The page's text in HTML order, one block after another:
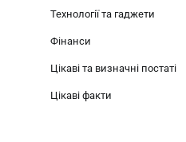
Технології та гаджети
Фінанси
Цікаві та визначні постаті
Цікаві факти